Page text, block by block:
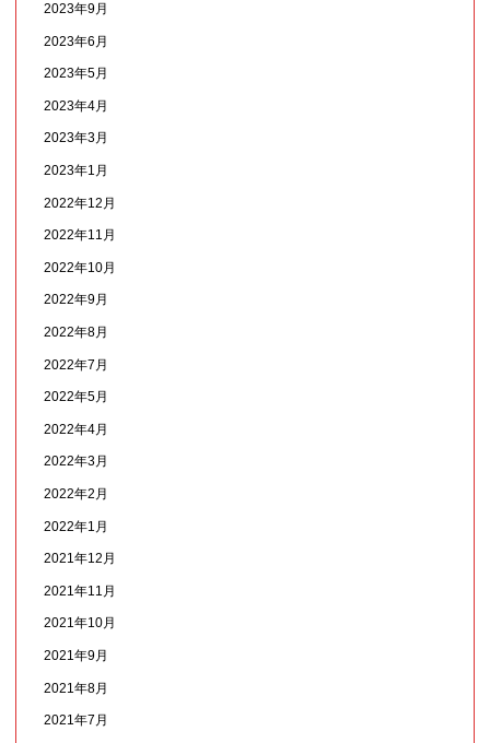
2023年9月
2023年6月
2023年5月
2023年4月
2023年3月
2023年1月
2022年12月
2022年11月
2022年10月
2022年9月
2022年8月
2022年7月
2022年5月
2022年4月
2022年3月
2022年2月
2022年1月
2021年12月
2021年11月
2021年10月
2021年9月
2021年8月
2021年7月